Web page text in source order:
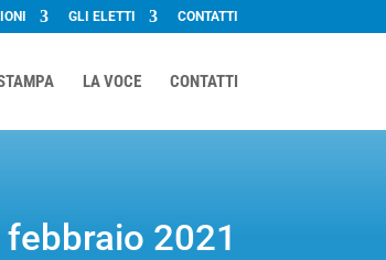
GLI ELETTI CONTATTI
LA VOCE CONTATTI
2021